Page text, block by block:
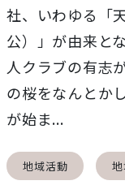
社、いわゆる「
公）」が由来と
人クラブの有志
の桜をなんとか
が始ま...
地域活動